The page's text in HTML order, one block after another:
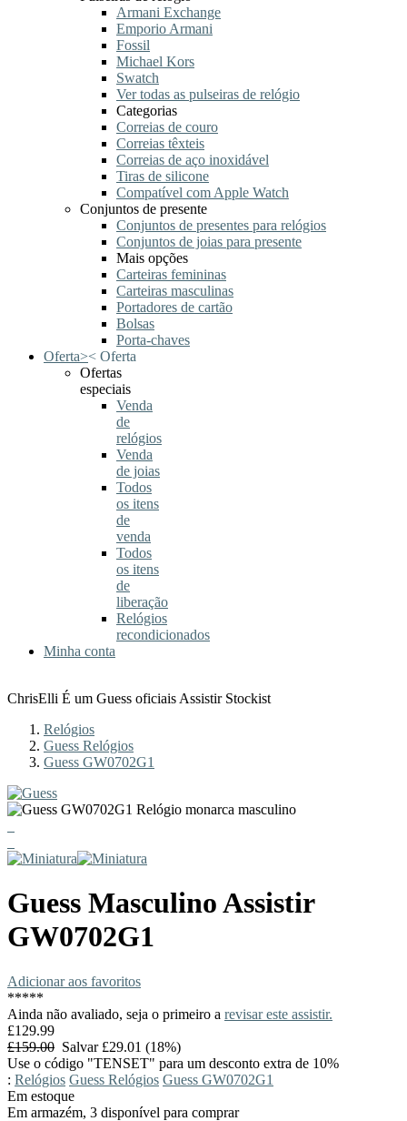
Armani Exchange
Emporio Armani
Fossil
Michael Kors
Swatch
Ver todas as pulseiras de relógio
Categorias
Correias de couro
Correias têxteis
Correias de aço inoxidável
Tiras de silicone
Compatível com Apple Watch
Conjuntos de presente
Conjuntos de presentes para relógios
Conjuntos de joias para presente
Mais opções
Carteiras femininas
Carteiras masculinas
Portadores de cartão
Bolsas
Porta-chaves
Oferta>< Oferta
Ofertas
especiais
Venda
de
relógios
Venda
de joias
Todos
os itens
de
venda
Todos
os itens
de
liberação
Relógios
recondicionados
Minha conta
ChrisElli É um Guess oficiais Assistir Stockist
Relógios
Guess Relógios
Guess GW0702G1
Guess Masculino Assistir
GW0702G1
Adicionar aos favoritos
*****
Ainda não avaliado, seja o primeiro a revisar este assistir.
£129.99
£159.00 Salvar £29.01 (18%)
Use o código "TENSET" para um desconto extra de 10%
: Relógios Guess Relógios Guess GW0702G1
Em estoque
Em armazém, 3 disponível para comprar